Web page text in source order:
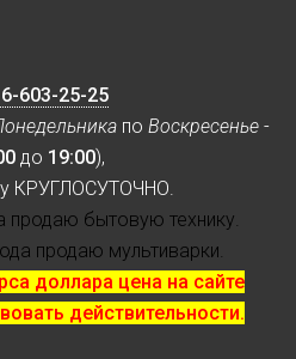
603-25-25
по Воскресенье -
до 19:00),
КРУГЛОСУТОЧНО.
продаю бытовую технику.
продаю мультиварки.
доллара цена на сайте
действительности.